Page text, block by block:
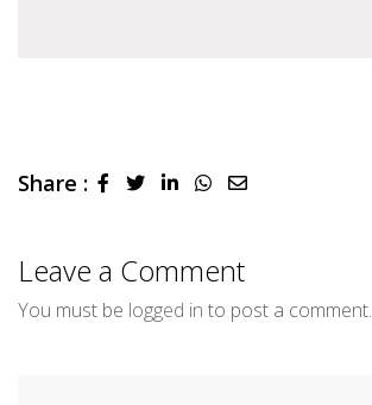
Share : LinkedInWhatsapp
Share
Leave a Comment
You must be logged in to post a comment.